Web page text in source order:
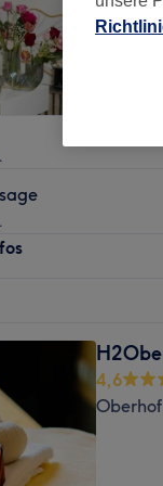
Altstadt,
09:00 –19:00
09:00–19:00
–19:00
09:00–
Geschlossen
4,6
Oberhof